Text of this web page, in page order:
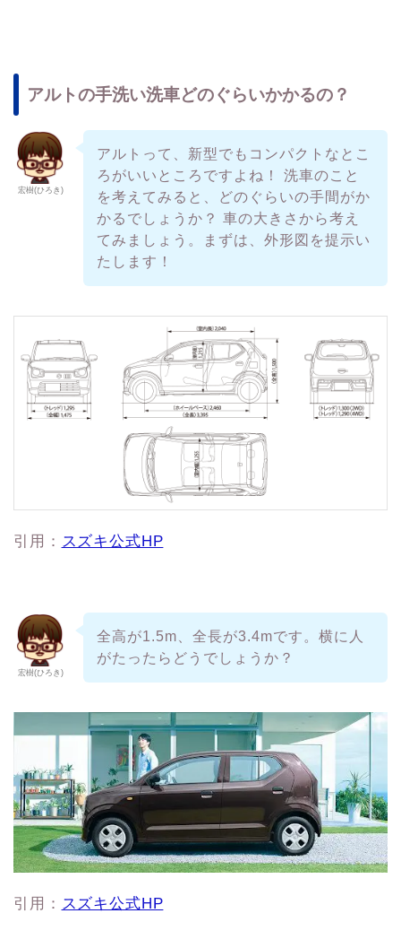
アルトの手洗い洗車どのぐらいかかるの？
宏樹(ひろき)
アルトって、新型でもコンパクトなとこ
ろがいいところですよね！ 洗車のこと
を考えてみると、どのぐらいの手間がか
かるでしょうか？ 車の大きさから考え
てみましょう。まずは、外形図を提示い
たします！
引用： スズキ公式HP
宏樹(ひろき)
全高が1.5m、全長が3.4mです。横に人
がたったらどうでしょうか？
引用： スズキ公式HP